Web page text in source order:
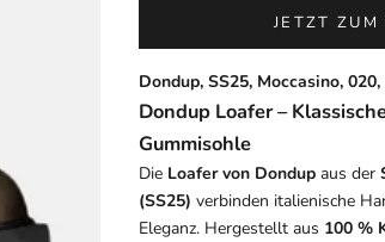
JETZT ZUM
Dondup, SS25, Moccasino, 020,
Dondup Loafer –
Gummisohle
Die Loafer von Dondup aus der
(SS25) verbinden italienische
Eleganz. Hergestellt aus 100 %